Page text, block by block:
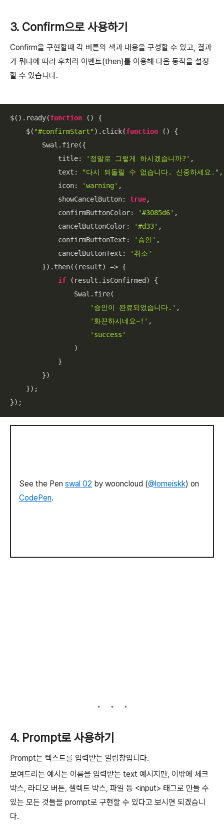
3. Confirm으로 사용하기
Confirm을 구현할때 각 버튼의 색과 내용을 구성할 수 있고, 결과
가 뭐냐에 따라 후처리 이벤트(then)를 이용해 다음 동작을 설정
할 수 있습니다.
$().ready(function ( ) {
    $(
"#confirmStart").click(function ( ) {
        Swal.fire({
title: '정말로 그렇게 하시겠습니까?' ,
text : "다시 되돌릴 수 없습니다. 신중하세요." ,
icon: 'warning' ,
showCancelButton: true,
confirmButtonColor: '#3085d6' ,
cancelButtonColor: '#d33' ,
confirmButtonText : '승인' ,
cancelButtonText :
'취소'
        }).then(
( result) => {
if (result.isConfirmed) {
                Swal.fire(
'승인이 완료되었습니다.' ,
'화끈하시네요~!' ,
'success'
                )
            }
        })
    });
});
See the Pen swal 02 by wooncloud (@lomeiskk) on
CodePen.
4. Prompt로 사용하기
Prompt는 텍스트를 입력받는 알림창입니다.
보여드리는 예시는 이름을 입력받는 text 예시지만, 이밖에 체크
박스, 라디오 버튼, 셀렉트 박스, 파일 등 <input> 태그로 만들 수
있는 모든 것들을 prompt로 구현할 수 있다고 보시면 되겠습니
다.